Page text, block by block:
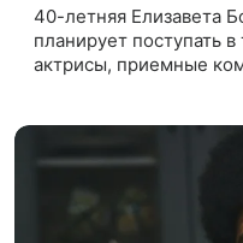
40-летняя Елизавета
планирует поступать
актрисы, приемные